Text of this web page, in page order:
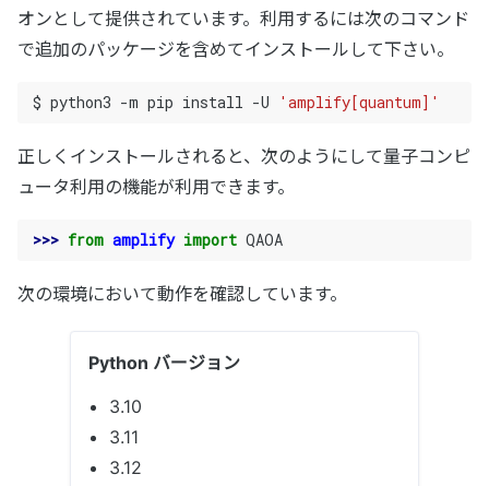
オンとして提供されています。利用するには次のコマンド
で追加のパッケージを含めてインストールして下さい。
$ python3 -m pip install -U 'amplify[quantum]'
正しくインストールされると、次のようにして量子コンピ
ュータ利用の機能が利用できます。
>>> from amplify import QAOA
次の環境において動作を確認しています。
Python バージョン
3.10
3.11
3.12